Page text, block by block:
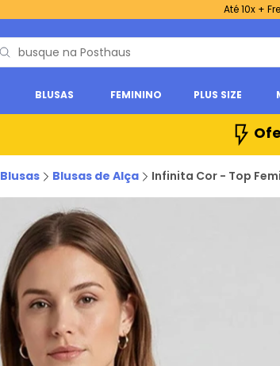
Até 10x +
BLUSAS FEMININO PLUS SIZE
Blusas Blusas de Alça Infinita Cor - Top